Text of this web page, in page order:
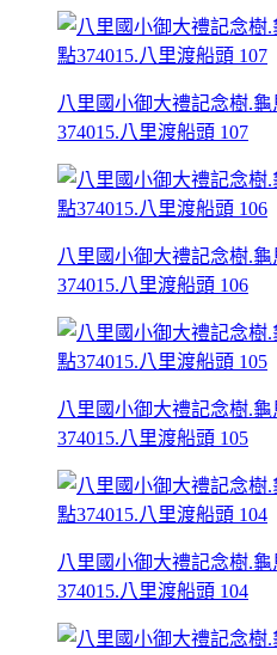
八里國小御大禮記念樹.
374015.八里渡船頭 107
八里國小御大禮記念樹.
374015.八里渡船頭 106
八里國小御大禮記念樹.
374015.八里渡船頭 105
八里國小御大禮記念樹.
374015.八里渡船頭 104